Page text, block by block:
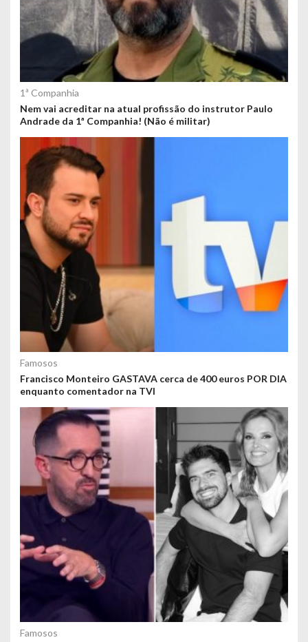
1ª Companhia
Nem vai acreditar na atual profissão do instrutor Paulo
Andrade da 1ª Companhia! (Não é militar)
Famosos
Francisco Monteiro GASTAVA cerca de 400 euros POR DIA
enquanto comentador na TVI
Famosos